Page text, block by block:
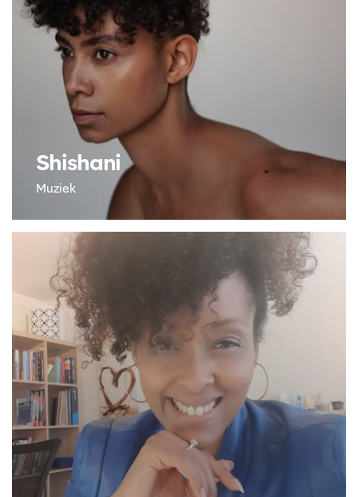
Shishani
Muziek